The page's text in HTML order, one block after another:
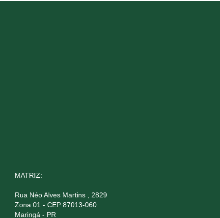
MATRIZ:
Rua Néo Alves Martins , 2829
Zona 01 - CEP 87013-060
Maringá - PR